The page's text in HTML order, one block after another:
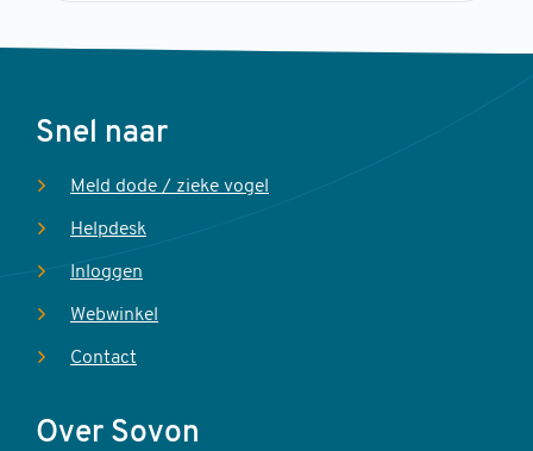
Voet
Snel naar
Meld dode / zieke vogel
Helpdesk
Inloggen
Webwinkel
Contact
Over Sovon